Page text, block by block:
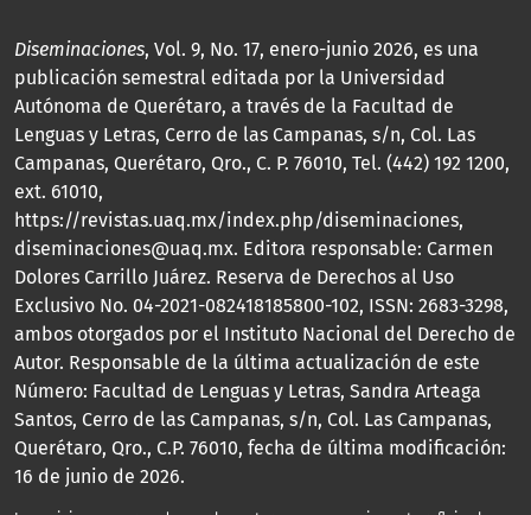
Diseminaciones, Vol. 9, No. 17, enero-junio 2026, es una
publicación semestral editada por la Universidad
Autónoma de Querétaro, a través de la Facultad de
Lenguas y Letras, Cerro de las Campanas, s/n, Col. Las
Campanas, Querétaro, Qro., C. P. 76010, Tel. (442) 192 1200,
ext. 61010,
https://revistas.uaq.mx/index.php/diseminaciones,
diseminaciones@uaq.mx. Editora responsable: Carmen
Dolores Carrillo Juárez. Reserva de Derechos al Uso
Exclusivo No. 04-2021-082418185800-102, ISSN: 2683-3298,
ambos otorgados por el Instituto Nacional del Derecho de
Autor. Responsable de la última actualización de este
Número: Facultad de Lenguas y Letras, Sandra Arteaga
Santos, Cerro de las Campanas, s/n, Col. Las Campanas,
Querétaro, Qro., C.P. 76010, fecha de última modificación:
16 de junio de 2026.